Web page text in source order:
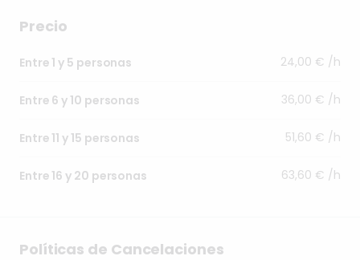
Precio
Entre 1 y 5 personas 24,00 € /h
Entre 6 y 10 personas 36,00 € /h
Entre 11 y 15 personas 51,60 € /h
Entre 16 y 20 personas 63,60 € /h
Políticas de Cancelaciones